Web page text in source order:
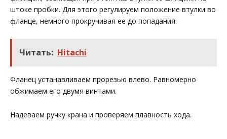
штоке пробки. Для этого регулируем положение втулки во
фланце, немного прокручивая ее до попадания.
Читать: Hitachi
Фланец устанавливаем прорезью влево. Равномерно
обжимаем его двумя винтами.
Надеваем ручку крана и проверяем плавность хода.